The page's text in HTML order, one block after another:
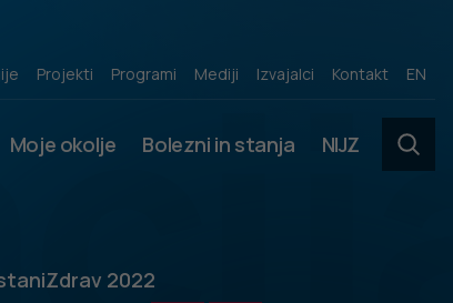
Projekti Programi Mediji Izvajalci Kontakt EN
Moje okolje Bolezni in stanja NIJZ
2022